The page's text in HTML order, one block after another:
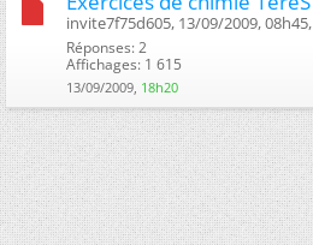
invite7f75d605, 13/09/2009, 08h45, ‎
Réponses: 2
Affichages: 1 615
13/09/2009, 18h20